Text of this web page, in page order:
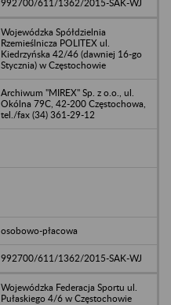
992700/611/1362/2015-SAK-WJ
Wojewódzka Spółdzielnia
Rzemieślnicza POLITEX ul.
Kiedrzyńska 42/46 (dawniej 16-go
Stycznia) w Częstochowie
Archiwum "MIREX" Sp. z o.o., ul.
Okólna 79C, 42-200 Częstochowa,
tel./fax (34) 361-29-12
osobowo-płacowa
992700/611/1362/2015-SAK-WJ
Wojewódzka Federacja Sportu ul.
Pułaskiego 4/6 w Częstochowie